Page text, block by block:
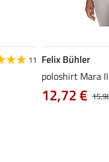
11 Felix Bühler
poloshirt Mara II
12,72 €